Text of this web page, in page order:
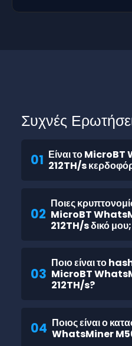
Συχνές
01 Είναι το
212TH/s
02
Ποιες
MicroBT
212TH/s δικό μου;
03
Ποιο είναι το
MicroBT
212TH/s?
04 Ποιος είναι ο
WhatsMiner